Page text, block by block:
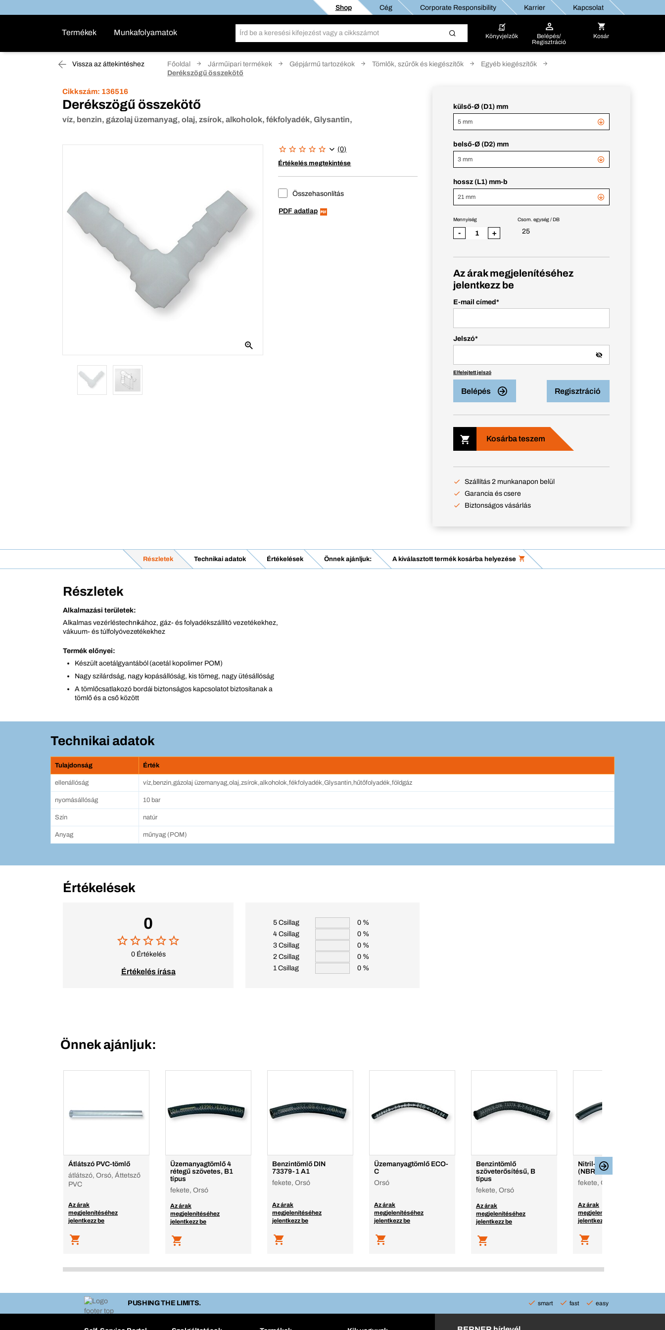
Shop Cég Corporate Responsibility Karrier Kapcsolat
Termékek Munkafolyamatok Könyvjelzők
Belépés/
Regisztráció
Kosár
Vissza az áttekintéshez Főoldal Járműipari termékek Gépjármű tartozékok Tömlők, szűrők és kiegészítők
Egyéb kiegészítők
Derékszögű összekötő
Cikkszám: 136516
Derékszögű összekötő
víz, benzin, gázolaj üzemanyag, olaj, zsírok, alkoholok, fékfolyadék, Glysantin,
(0)
Értékelés megtekintése
Összehasonlítás
PDF adatlap
külső-Ø (D1) mm
5 mm
belső-Ø (D2) mm
3 mm
hossz (L1) mm-b
21 mm
Csom. egység / DB
25
Mennyiség
- +
Az árak megjelenítéséhez
jelentkezz be
E-mail címed *
Jelszó*
Elfelejtett jelszó
Belépés Regisztráció
Kosárba teszem
Szállítás 2 munkanapon belül
Garancia és csere
Biztonságos vásárlás
Részletek Technikai adatok Értékelések Önnek ajánljuk: A kiválasztott termék kosárba helyezése
Részletek
Alkalmazási területek:
Alkalmas vezérléstechnikához, gáz- és folyadékszállító vezetékekhez,
vákuum- és túlfolyóvezetékekhez
Termék előnyei:
Készült acetálgyantából (acetál kopolimer POM)
Nagy szilárdság, nagy kopásállóság, kis tömeg, nagy ütésállóság
A tömlőcsatlakozó bordái biztonságos kapcsolatot biztosítanak a
tömlő és a cső között
Technikai adatok
Tulajdonság Érték
ellenállóság víz,benzin,gázolaj üzemanyag,olaj,zsírok,alkoholok,fékfolyadék,Glysantin,hűtőfolyadék,földgáz
nyomásállóság 10 bar
Szín natúr
Anyag műnyag (POM)
Értékelések
0
0 Értékelés
Értékelés írása
5 Csillag
0 %
4 Csillag
0 %
3 Csillag
0 %
2 Csillag
0 %
1 Csillag
0 %
Önnek ajánljuk:
Átlátszó PVC-tömlő
átlátszó, Orsó, Áttetsző
PVC
Az árak
megjelenítéséhez
jelentkezz be
Üzemanyagtömlő 4
rétegű szövetes, B1
típus
fekete, Orsó
Az árak
megjelenítéséhez
jelentkezz be
Benzintömlő DIN
73379-1 A1
fekete, Orsó
Az árak
megjelenítéséhez
jelentkezz be
Üzemanyagtömlő ECO-
C
Orsó
Az árak
megjelenítéséhez
jelentkezz be
Benzintömlő
szöveterősítésű, B
típus
fekete, Orsó
Az árak
megjelenítéséhez
jelentkezz be
Nitril-butadién-gumi
(NBR) tömlő
fekete, Orsó
Az árak
megjelenítéséhez
jelentkezz be
PUSHING THE LIMITS. smart fast easy